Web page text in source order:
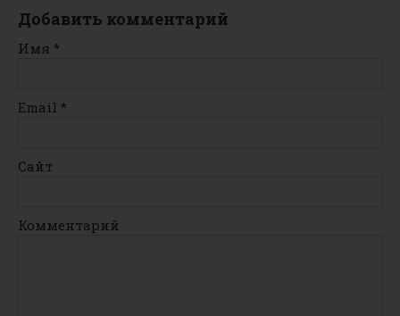
Добавить комментарий
Имя *
Email *
Сайт
Комментарий